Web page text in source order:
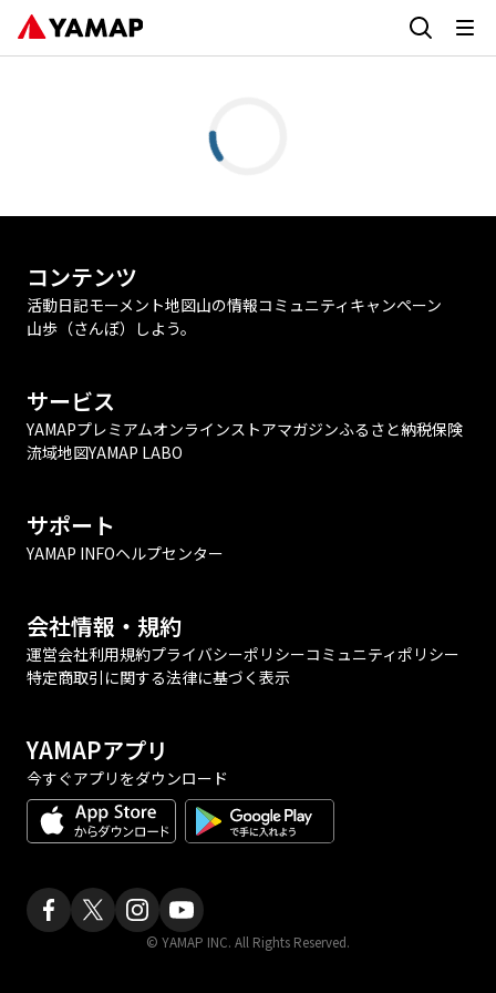
コンテンツ
活動日記モーメント地図山の情報コミュニティ キャンペーン
山歩（さんぽ）しよう。
サービス
YAMAPプレミアムオンラインストアマガジンふるさと納税保険
流域地図YAMAP LABO
サポート
YAMAP INFOヘルプセンター
会社情報・規約
運営会社利用規約プライバシーポリシーコミュニティポリシー
特定商取引に関する法律に基づく表示
YAMAPアプリ
今すぐアプリをダウンロード
© YAMAP INC. All Rights Reserved.